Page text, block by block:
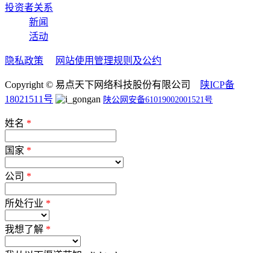
投资者关系
新闻
活动
隐私政策 网站使用管理规则及公约
Copyright © 易点天下网络科技股份有限公司
陕ICP备
18021511号
陕公网安备61019002001521号
姓名 *
国家 *
公司 *
所处行业 *
我想了解 *